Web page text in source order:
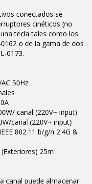
conectados se
cinéticos (no
tecla tales como los
o de la gama de dos
0173.
50Hz
canal (220V~ input)
(220V~ input)
b/g/n 2.4G &
25m
puede almacenar